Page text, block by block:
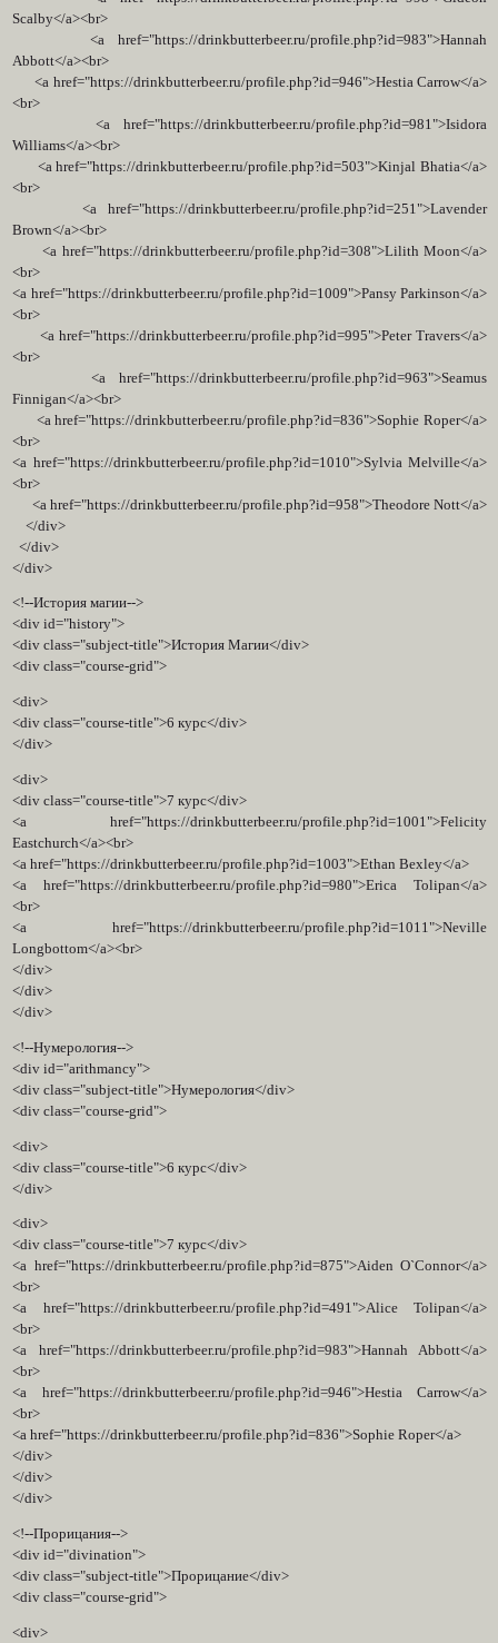
Scalby</a><br>
<a href="https://drinkbutterbeer.ru/profile.php?id=983">Hannah
Abbott</a><br>
<a href="https://drinkbutterbeer.ru/profile.php?id=946">Hestia Carrow</a>
<br>
<a href="https://drinkbutterbeer.ru/profile.php?id=981">Isidora
Williams</a><br>
<a href="https://drinkbutterbeer.ru/profile.php?id=503">Kinjal Bhatia</a>
<br>
<a href="https://drinkbutterbeer.ru/profile.php?id=251">Lavender
Brown</a><br>
<a href="https://drinkbutterbeer.ru/profile.php?id=308">Lilith Moon</a>
<br>
<a href="https://drinkbutterbeer.ru/profile.php?id=1009">Pansy Parkinson</a>
<br>
<a href="https://drinkbutterbeer.ru/profile.php?id=995">Peter Travers</a>
<br>
<a href="https://drinkbutterbeer.ru/profile.php?id=963">Seamus
Finnigan</a><br>
<a href="https://drinkbutterbeer.ru/profile.php?id=836">Sophie Roper</a>
<br>
<a href="https://drinkbutterbeer.ru/profile.php?id=1010">Sylvia Melville</a>
<br>
<a href="https://drinkbutterbeer.ru/profile.php?id=958">Theodore Nott</a>
</div>
</div>
</div>
<!--История магии-->
<div id="history">
<div class="subject-title">История Магии</div>
<div class="course-grid">
<div>
<div class="course-title">6 курс</div>
</div>
<div>
<div class="course-title">7 курс</div>
<a href="https://drinkbutterbeer.ru/profile.php?id=1001">Felicity
Eastchurch</a><br>
<a href="https://drinkbutterbeer.ru/profile.php?id=1003">Ethan Bexley</a>
<a href="https://drinkbutterbeer.ru/profile.php?id=980">Erica Tolipan</a>
<br>
<a href="https://drinkbutterbeer.ru/profile.php?id=1011">Neville
Longbottom</a><br>
</div>
</div>
</div>
<!--Нумерология-->
<div id="arithmancy">
<div class="subject-title">Нумерология</div>
<div class="course-grid">
<div>
<div class="course-title">6 курс</div>
</div>
<div>
<div class="course-title">7 курс</div>
<a href="https://drinkbutterbeer.ru/profile.php?id=875">Aiden O`Connor</a>
<br>
<a href="https://drinkbutterbeer.ru/profile.php?id=491">Alice Tolipan</a>
<br>
<a href="https://drinkbutterbeer.ru/profile.php?id=983">Hannah Abbott</a>
<br>
<a href="https://drinkbutterbeer.ru/profile.php?id=946">Hestia Carrow</a>
<br>
<a href="https://drinkbutterbeer.ru/profile.php?id=836">Sophie Roper</a>
</div>
</div>
</div>
<!--Прорицания-->
<div id="divination">
<div class="subject-title">Прорицание</div>
<div class="course-grid">
<div>